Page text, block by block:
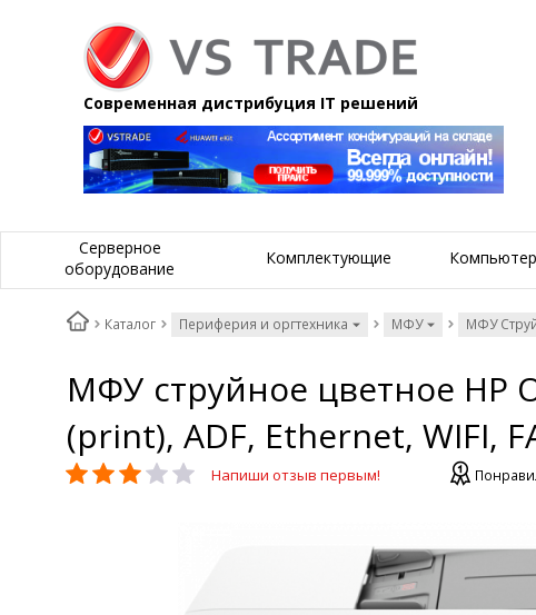
Современная дистрибуция IT решений
Серверное
оборудование
Комплектующие
Каталог Периферия и оргтехника МФУ МФУ
МФУ струйное цветное HP
(print), ADF, Ethernet, WIFI,
Напиши отзыв первым!